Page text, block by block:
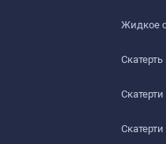
Жидкое